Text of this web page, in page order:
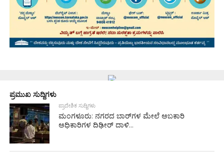
ಪ್ರಮುಖ ಸುದ್ದಿಗಳು
ಪ್ರಾದೇಶಿಕ ಸುದ್ದಿಗಳು
ಮಂಗಳೂರು: ನಗರದ ಬಾರ್‌ಗಳ ಮೇಲೆ ಅಬಕಾರಿ
ಅಧಿಕಾರಿಗಳ ದಿಢೀರ್ ದಾಳಿ...